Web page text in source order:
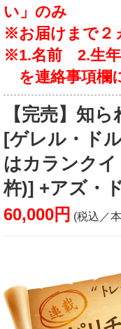
い」のみ
※お届けまで２
※1.名前 2.生
を連絡事項欄
【完売】知
[ゲレル・ド
はカランク
杵)] +アズ・
60,000円 (税込／